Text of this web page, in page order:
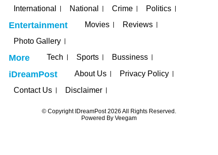
International
National Crime Politics
Entertainment Movies
Reviews
Photo Gallery
More Tech Sports Bussiness
iDreamPost About Us
Privacy Policy
Contact Us
Disclaimer
© Copyright IDreamPost 2026 All Rights Reserved.
Powered By Veegam